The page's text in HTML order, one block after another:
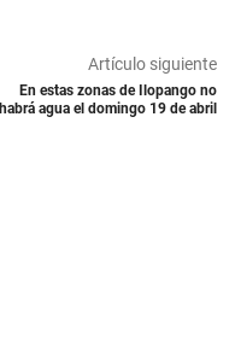
Artículo siguiente
En estas zonas de Ilopango no
habrá agua el domingo 19 de abril